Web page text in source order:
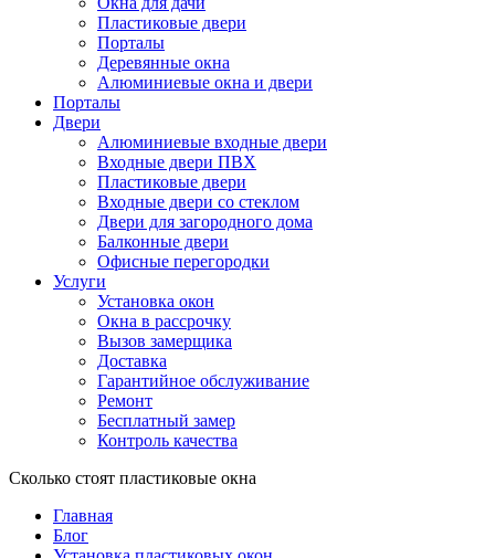
Пластиковые двери
Порталы
Деревянные окна
Алюминиевые окна и двери
Порталы
Двери
Алюминиевые входные двери
Входные двери ПВХ
Пластиковые двери
Входные двери со стеклом
Двери для загородного дома
Балконные двери
Офисные перегородки
Услуги
Установка окон
Окна в рассрочку
Вызов замерщика
Доставка
Гарантийное обслуживание
Ремонт
Бесплатный замер
Контроль качества
Сколько стоят пластиковые окна
Главная
Блог